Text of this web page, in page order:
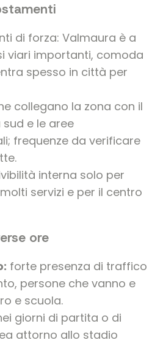
di forza: Valmaura è a
viari importanti, comoda
spesso in città per
collegano la zona con il
e le aree
frequenze da verificare
interna solo per
servizi e per il centro
ore
forte presenza di traffico
persone che vanno e
e scuola.
giorni di partita o di
attorno allo stadio